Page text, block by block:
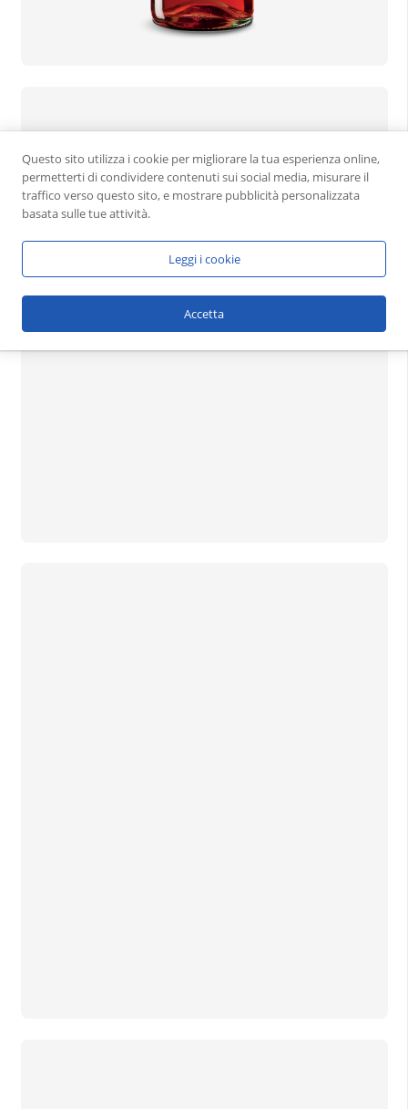
Questo sito utilizza i cookie per migliorare la tua esperienza online,
permetterti di condividere contenuti sui social media, misurare il
traffico verso questo sito, e mostrare pubblicità personalizzata
basata sulle tue attività.
Leggi i cookie
Accetta